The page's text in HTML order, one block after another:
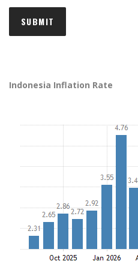
Indonesia Inflation Rate